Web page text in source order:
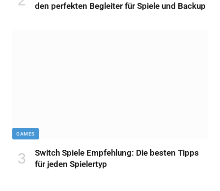
den perfekten Begleiter für Spiele und Backup
GAMES
Switch Spiele Empfehlung: Die besten Tipps
für jeden Spielertyp